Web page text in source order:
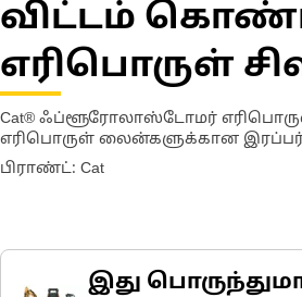
விட்டம்
எரிபொருள்
Cat® ஃப்ளூரோலாஸ்டோமர்
எரிபொருள் லைன்களுக்கான
பிராண்ட்: Cat
இது